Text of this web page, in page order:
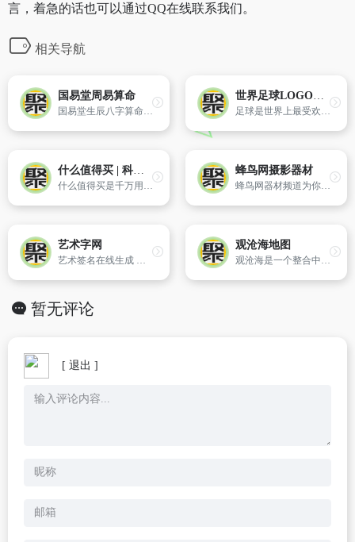
言，着急的话也可以通过QQ在线联系我们。
相关导航
国易堂周易算命
国易堂生辰八字算命、易经周易命理预测、阴阳五行八卦、四柱批八字命理占卜大全,八字合婚配对匹配,五行缺什么查询,六十甲子纳音五行测人生财运事业算命准的网站。
世界足球LOGO大全
足球是世界上最受欢迎的运动之一，而每支足球队的队徽标志也是其象征和标识。队徽标志代表着球队的荣誉、历史和文化，它们往往具有独特的设计和含义。在世界范围内，各支足球队的队徽标志各具特色，有些融入了当地的地理特征、历史传统或民族象征，而有些则突显了球队的价值观和精神。
什么值得买 | 科学消费 认真生活
什么值得买是千万用户热爱的科学消费指南，以“独立思考、高效决策、利他共享、真知灼见”为核心价值，主张“科学消费，认真生活”。
蜂鸟网摄影器材
蜂鸟网器材频道为你带来专业的摄影器材评测试用,全新的市场行情报价,器材故事,以及摄影器材图片,深入解析器材的功能,和使用方法,提供权威的摄影设备信息参考.
艺术字网
艺术签名在线生成 一笔签名设计在线 艺术字体在线生成器_艺术字网
观沧海地图
观沧海是一个整合中国古旧地图的网站。
暂无评论
[ 退出 ]